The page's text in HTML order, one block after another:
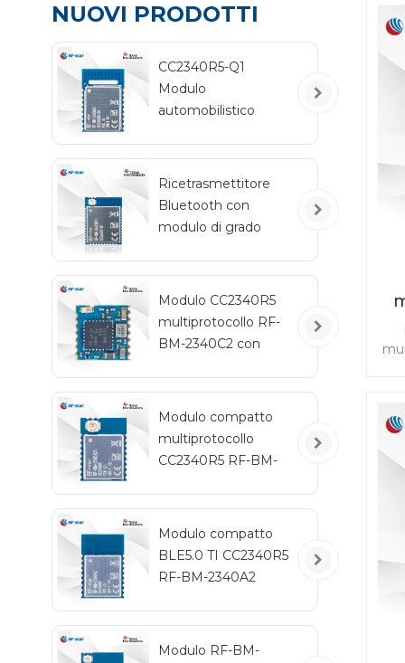
NUOVI PRODOTTI
CC2340R5-Q1
Modulo
automobilistico
energetico RF-BM-
2340QB1
Ricetrasmettitore
Bluetooth con
modulo di grado
veicoli
Modulo CC2340R5
multiprotocollo RF-
BM-2340C2 con
Modulo compatto
multiprotocollo
CC2340R5 RF-BM-
Modulo compatto
BLE5.0 TI CC2340R5
RF-BM-2340A2
Modulo RF-BM-